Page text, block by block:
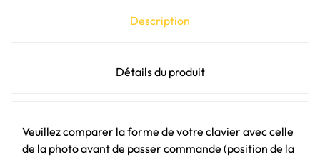
Description
Détails du produit
Veuillez comparer la forme de votre clavier avec celle
de la photo avant de passer commande (position de la